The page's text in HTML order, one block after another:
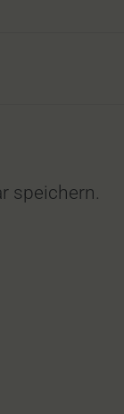
speichern.